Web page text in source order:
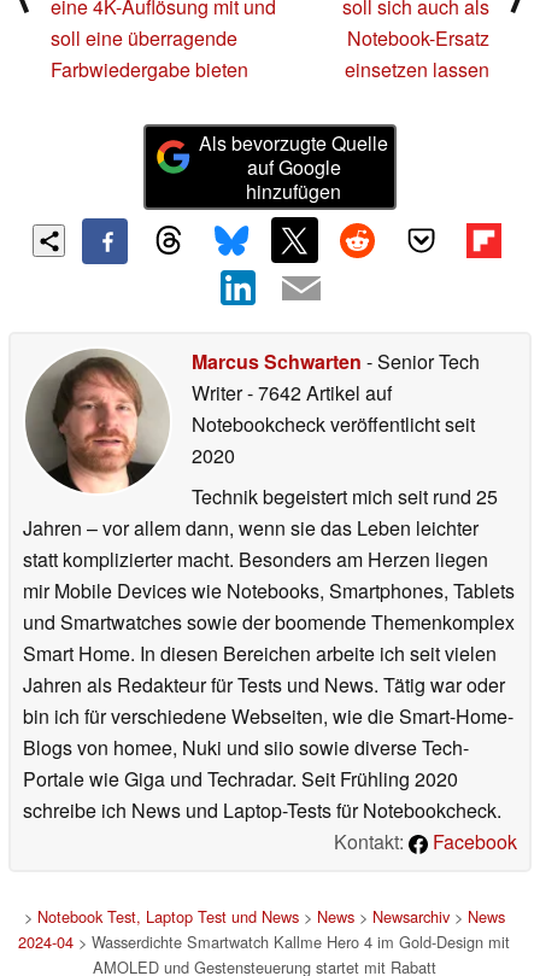
eine 4K-Auflösung mit und
soll eine überragende
Farbwiedergabe bieten
soll sich auch als
Notebook-Ersatz
einsetzen lassen
Als bevorzugte Quelle
auf Google
hinzufügen
Marcus Schwarten - Senior Tech
Writer- 7642 Artikel auf
Notebookcheck veröffentlichtseit
2020
Technik begeistert mich seit rund 25
Jahren – vor allem dann, wenn sie das Leben leichter
statt komplizierter macht. Besonders am Herzen liegen
mir Mobile Devices wie Notebooks, Smartphones, Tablets
und Smartwatches sowie der boomende Themenkomplex
Smart Home. In diesen Bereichen arbeite ich seit vielen
Jahren als Redakteur für Tests und News. Tätig war oder
bin ich für verschiedene Webseiten, wie die Smart-Home-
Blogs von homee, Nuki und siio sowie diverse Tech-
Portale wie Giga und Techradar. Seit Frühling 2020
schreibe ich News und Laptop-Tests für Notebookcheck.
Kontakt:
Facebook
> Notebook Test, Laptop Test und News> News> Newsarchiv> News
2024-04 > Wasserdichte Smartwatch Kallme Hero 4 im Gold-Design mit
AMOLED und Gestensteuerung startet mit Rabatt